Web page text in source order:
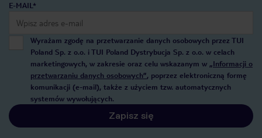
E-MAIL*
Wyrażam zgodę na przetwarzanie danych osobowych przez TUI
Poland Sp. z o.o. i TUI Poland Dystrybucja Sp. z o.o. w celach
marketingowych, w zakresie oraz celu wskazanym w „Informacji o
przetwarzaniu danych osobowych”, poprzez elektroniczną formę
komunikacji (e-mail), także z użyciem tzw. automatycznych
systemów wywołujących.
Zapisz się